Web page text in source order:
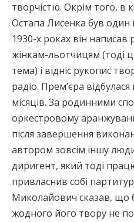
творчістю. Окрім того, в
Остапа Лисенка був
1930-х роках він
жінкам-льотчицям (тоді
тема) і відніс рукопис
радіо. Прем’єра
місяців. За родинними
оркестровому
після завершення
автором зовсім іншу
диригент, який тоді
привласнив собі
Миколайович сказав, що
жодного його твору не